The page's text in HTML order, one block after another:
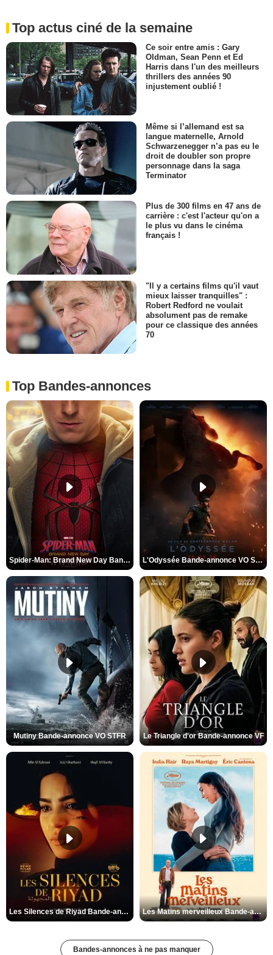
Top actus ciné de la semaine
Ce soir entre amis : Gary
Oldman, Sean Penn et Ed
Harris dans l'un des meilleurs
thrillers des années 90
injustement oublié !
Même si l’allemand est sa
langue maternelle, Arnold
Schwarzenegger n’a pas eu le
droit de doubler son propre
personnage dans la saga
Terminator
Plus de 300 films en 47 ans de
carrière : c'est l'acteur qu'on a
le plus vu dans le cinéma
français !
"Il y a certains films qu'il vaut
mieux laisser tranquilles" :
Robert Redford ne voulait
absolument pas de remake
pour ce classique des années
70
Top Bandes-annonces
Spider-Man: Brand New Day Bande-annonce VO STFR L'Odyssée Bande-annonce VO STFR
Mutiny Bande-annonce VO STFR Le Triangle d'or Bande-annonce VF
Les Silences de Riyad Bande-annonce VO STFR Les Matins merveilleux Bande-annonce VF
Bandes-annonces à ne pas manquer